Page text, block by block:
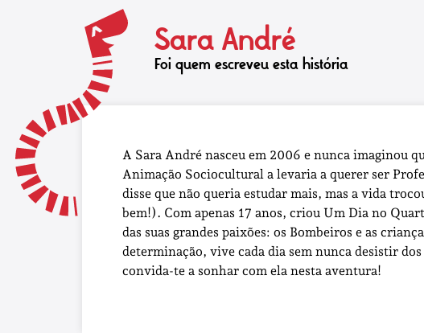
Sara André
Foi quem escreveu esta história
A Sara André nasceu em 2006 e nunca imaginou
Animação Sociocultural a levaria a querer ser
disse que não queria estudar mais, mas a vida
bem!). Com apenas 17 anos, criou Um Dia no
das suas grandes paixões: os Bombeiros e as
determinação, vive cada dia sem nunca desistir dos
convida-te a sonhar com ela nesta aventura!